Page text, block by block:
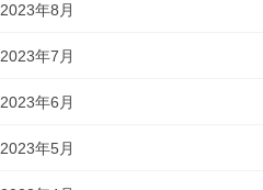
2023年8月
2023年7月
2023年6月
2023年5月